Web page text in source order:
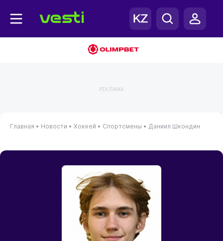
РЕКЛАМА
Главная • Новости • Хоккей • Спортсмены • Даниил Шкондин